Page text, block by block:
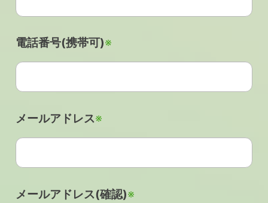
電話番号(携帯可)※
メールアドレス※
メールアドレス(確認)※